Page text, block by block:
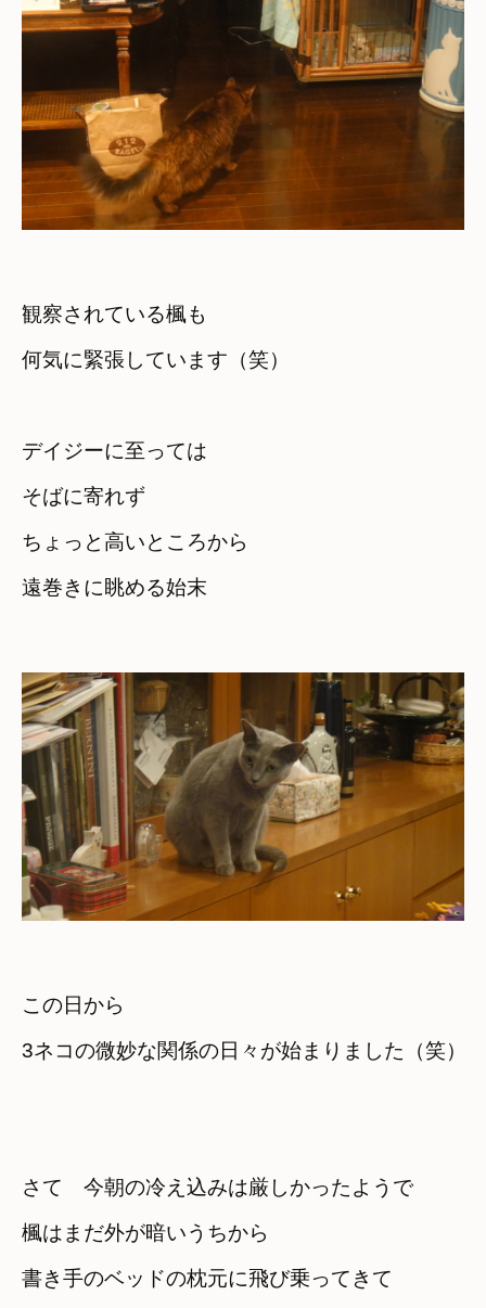
観察されている楓も
何気に緊張しています（笑）
デイジーに至っては
そばに寄れず
ちょっと高いところから
遠巻きに眺める始末
この日から
3ネコの微妙な関係の日々が始まりました（笑）
さて　今朝の冷え込みは厳しかったようで
楓はまだ外が暗いうちから